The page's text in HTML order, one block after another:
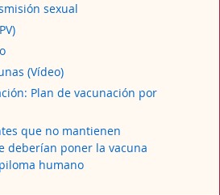
sexual
(Vídeo)
Plan de vacunación por
que no mantienen
deberían poner la vacuna
humano